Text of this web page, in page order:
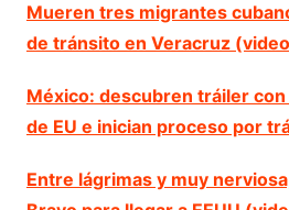
Mueren tres migrantes
de tránsito en Veracruz
México: descubren tráiler
de EU e inician proceso por
Entre lágrimas y muy